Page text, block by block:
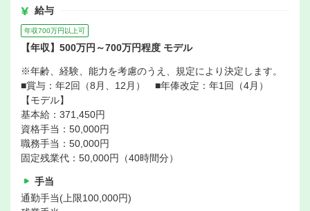
給与
年収700万円以上可
【年収】500万円～700万円程度 モデル
※年齢、経験、能力を考慮のうえ、規定により決定します。
■賞与：年2回（8月、12月） ■年俸改定：年1回（4月）
【モデル】
基本給：371,450円
資格手当：50,000円
職務手当：50,000円
固定残業代：50,000円（40時間分）
手当
通勤手当(上限100,000円)